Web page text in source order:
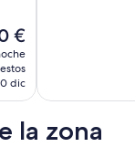
€
dic
la zona